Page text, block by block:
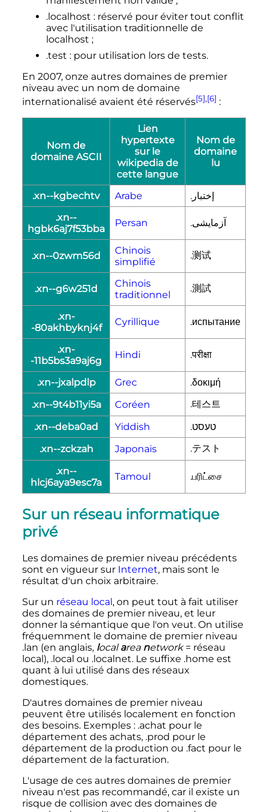
.localhost : réservé pour éviter tout conflit
avec l'utilisation traditionnelle de
localhost ;
.test : pour utilisation lors de tests.
En 2007, onze autres domaines de premier
niveau avec un nom de domaine
internationalisé avaient été réservés[5],[6] :
Nom de
domaine ASCII
Lien
hypertexte
sur le
wikipedia de
cette langue
Nom de
domaine
lu
.xn--kgbechtv Arabe
.إختبار
.xn--
hgbk6aj7f53bba
Persan .آزمایشی
.xn--0zwm56d
Chinois
simplifié
.测试
.xn--g6w251d
Chinois
traditionnel
.測試
.xn-
-80akhbyknj4f
Cyrillique .испытание
.xn-
-11b5bs3a9aj6g
Hindi .परीक्षा
.xn--jxalpdlp Grec
.δοκιμή
.xn--9t4b11yi5a
Coréen
.테스트
.xn--deba0ad
Yiddish
.טעסט
.xn--zckzah
Japonais
.テスト
.xn--
hlcj6aya9esc7a
Tamoul .பரிட்சை
Sur un réseau informatique
privé
Les domaines de premier niveau précédents
sont en vigueur sur Internet, mais sont le
résultat d'un choix arbitraire.
Sur un réseau local, on peut tout à fait utiliser
des domaines de premier niveau, et leur
donner la sémantique que l'on veut. On utilise
fréquemment le domaine de premier niveau
.lan (en anglais, localarea network= réseau
local), .local ou .localnet. Le suffixe .home est
quant à lui utilisé dans des réseaux
domestiques.
D'autres domaines de premier niveau
peuvent être utilisés localement en fonction
des besoins. Exemples : .achat pour le
département des achats, .prod pour le
département de la production ou .fact pour le
département de la facturation.
L'usage de ces autres domaines de premier
niveau n'est pas recommandé, car il existe un
risque de collision avec des domaines de